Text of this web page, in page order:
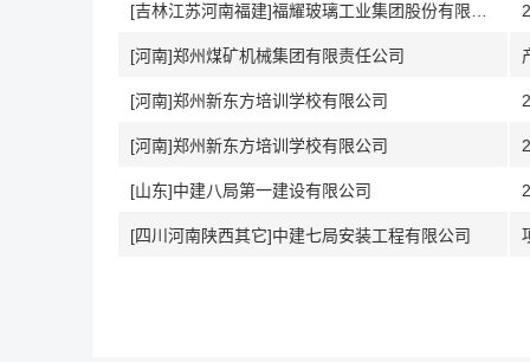
[河南]郑州煤矿机械集团有限责任公司
[河南]郑州新东方培训学校有限公司
[河南]郑州新东方培训学校有限公司
[山东]中建八局第一建设有限公司
[四川河南陕西其它]中建七局安装工程有限公司